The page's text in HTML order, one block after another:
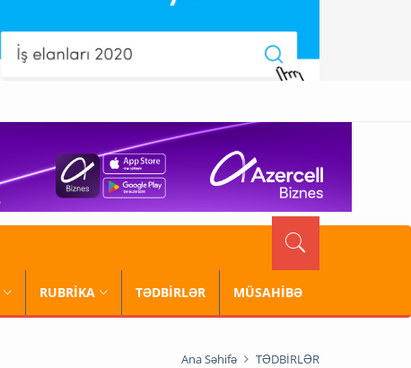
RUBRİKA TƏDBİRLƏR MÜSAHİBƏ
Ana Səhifə TƏDBİRLƏR